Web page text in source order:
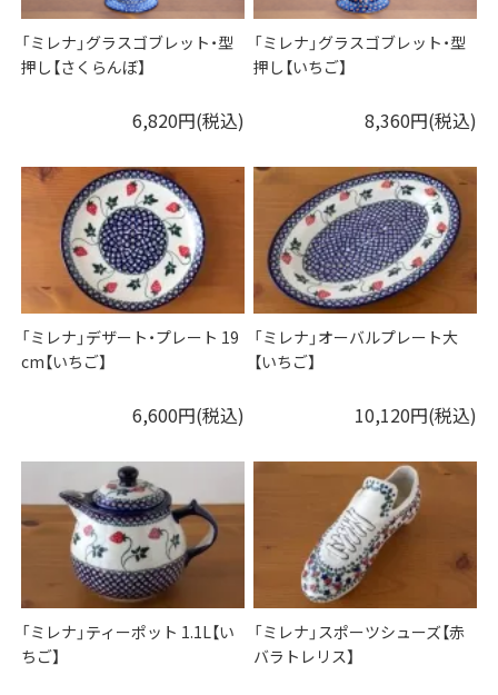
「ミレナ」グラスゴブレット・型
押し【さくらんぼ】
6,820円(税込)
「ミレナ」グラスゴブレット・型
押し【いちご】
8,360円(税込)
「ミレナ」デザート・プレート 19
cm【いちご】
6,600円(税込)
「ミレナ」オーバルプレート大
【いちご】
10,120円(税込)
「ミレナ」ティーポット 1.1L【い
ちご】
「ミレナ」スポーツシューズ【赤
バラトレリス】